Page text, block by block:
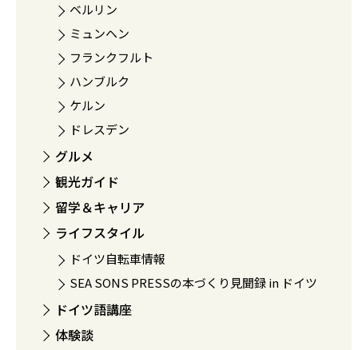
ベルリン
ミュンヘン
フランクフルト
ハンブルク
ケルン
ドレスデン
グルメ
観光ガイド
留学＆キャリア
ライフスタイル
ドイツ自転車情報
SEA SONS PRESSの本づくり見聞録 in ドイツ
ドイツ語講座
体験談